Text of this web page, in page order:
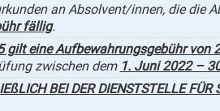
an Absolvent/innen, die die
fällig.
gilt eine Aufbewahrungsgebühr von
zwischen dem 1. Juni 2022 –
BEI DER DIENSTSTELLE